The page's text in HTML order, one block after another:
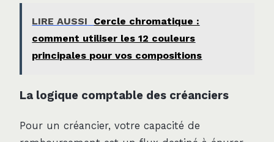
LIRE AUSSI
Cercle chromatique :
comment utiliser les 12 couleurs
principales pour vos compositions
La logique comptable des créanciers
Pour un créancier, votre capacité de